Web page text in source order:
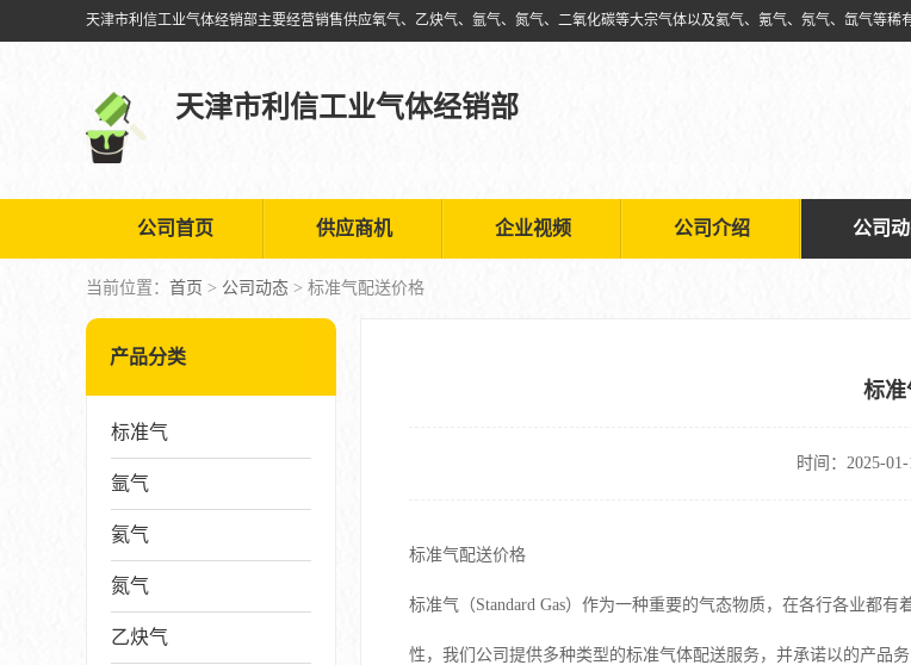
天津市利信工业气体经销部
公司首页 供应商机 企业视频 公司介绍 公司
当前位置： 首页 > 公司动态 > 标准气配送价格
产品分类
标准气
氩气
氦气
氮气
乙炔气
标准
时间：2025-01-
标准气配送价格
标准气（Standard Gas）作为一种重要的气态物质，在各行各业都
性，我们公司提供多种类型的标准气体配送服务，并承诺以的产品务